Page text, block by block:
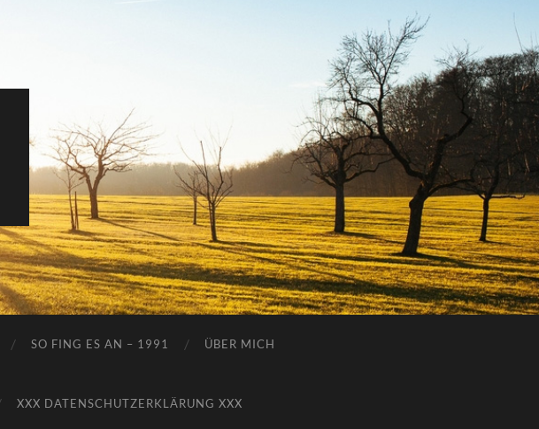
SO FING ES AN – 1991 ÜBER MICH
XXX DATENSCHUTZERKLÄRUNG XXX